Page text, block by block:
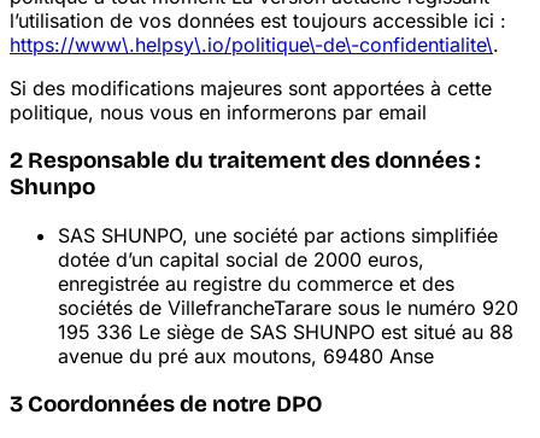
l’utilisation de vos données est toujours accessible ici :
https://www\.helpsy\.io/politique\-de\-confidentialite\.
Si des modifications majeures sont apportées à cette
politique, nous vous en informerons par email
2 Responsable du traitement des données :
Shunpo
SAS SHUNPO, une société par actions simplifiée
dotée d’un capital social de 2000 euros,
enregistrée au registre du commerce et des
sociétés de VillefrancheTarare sous le numéro 920
195 336 Le siège de SAS SHUNPO est situé au 88
avenue du pré aux moutons, 69480 Anse
3 Coordonnées de notre DPO